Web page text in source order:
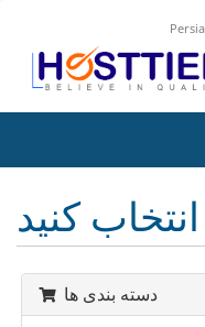
دسته بندی ها